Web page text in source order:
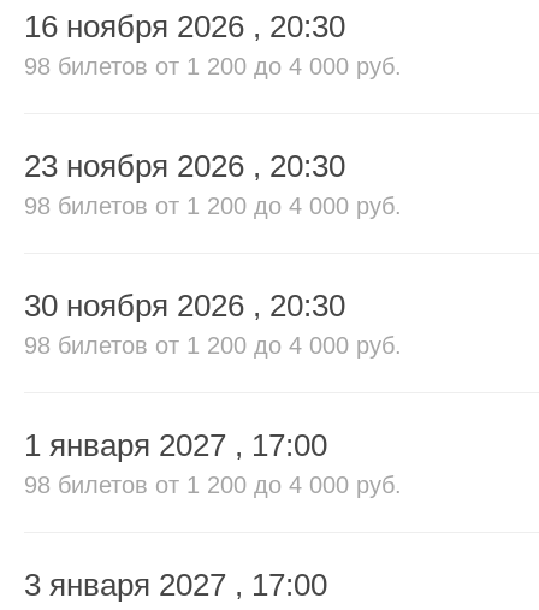
16 ноября 2026 , 20:30
98 билетов от 1 200 до 4 000 руб.
23 ноября 2026 , 20:30
98 билетов от 1 200 до 4 000 руб.
30 ноября 2026 , 20:30
98 билетов от 1 200 до 4 000 руб.
1 января 2027 , 17:00
98 билетов от 1 200 до 4 000 руб.
3 января 2027 , 17:00